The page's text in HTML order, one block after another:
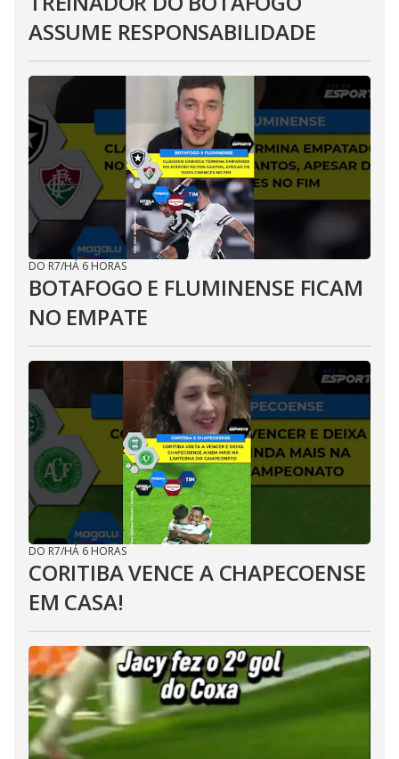
ASSUME RESPONSABILIDADE
DO R7/HÁ 6 HORAS
BOTAFOGO E FLUMINENSE FICAM
NO EMPATE
DO R7/HÁ 6 HORAS
CORITIBA VENCE A CHAPECOENSE
EM CASA!